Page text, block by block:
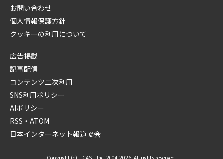
お問い合わせ
個人情報保護方針
クッキーの利用について
広告掲載
記事配信
コンテンツ二次利用
SNS利用ポリシー
AIポリシー
RSS・ATOM
日本インターネット報道協会
Copyright (c) J-CAST, Inc. 2004-2026. All rights reserved.